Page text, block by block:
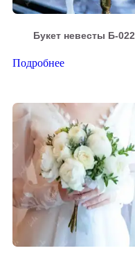
Букет невесты Б-022
Подробнее